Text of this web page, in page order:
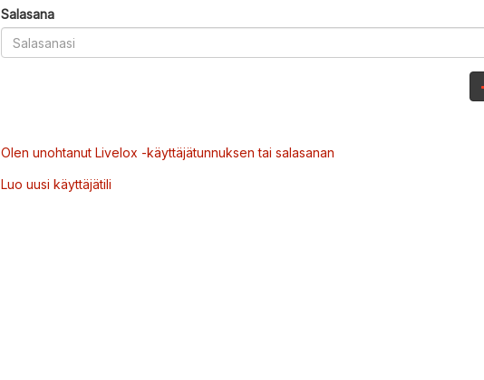
Salasana
Olen unohtanut Livelox -käyttäjätunnuksen tai salasanan
Luo uusi käyttäjätili